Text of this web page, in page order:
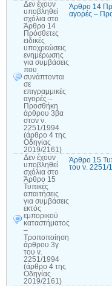
Δεν έχουν
υποβληθεί
σχόλια στο
Άρθρο 14
Πρόσθετες
ειδικές
υποχρεώσεις
ενημέρωσης
για συμβάσεις
που
συνάπτονται
σε
επιγραμμικές
αγορές –
Προσθήκη
άρθρου 3βα
στον ν.
2251/1994
(άρθρο 4 της
Οδηγίας
2019/2161)
Άρθρο 14
αγορές –
Δεν έχουν
υποβληθεί
σχόλια στο
Άρθρο 15
Τυπικές
απαιτήσεις
για συμβάσεις
εκτός
εμπορικού
καταστήματος
–
Τροποποίηση
άρθρου 3γ
του ν.
2251/1994
(άρθρο 4 της
Οδηγίας
2019/2161)
Άρθρο 15
του ν. 2251/